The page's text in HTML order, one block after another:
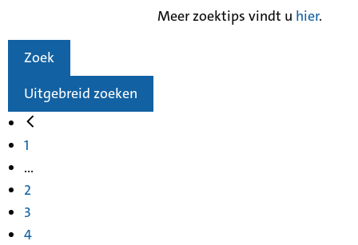
Meer zoektips vindt u hier.
Zoek
Uitgebreid zoeken
1
...
2
3
4